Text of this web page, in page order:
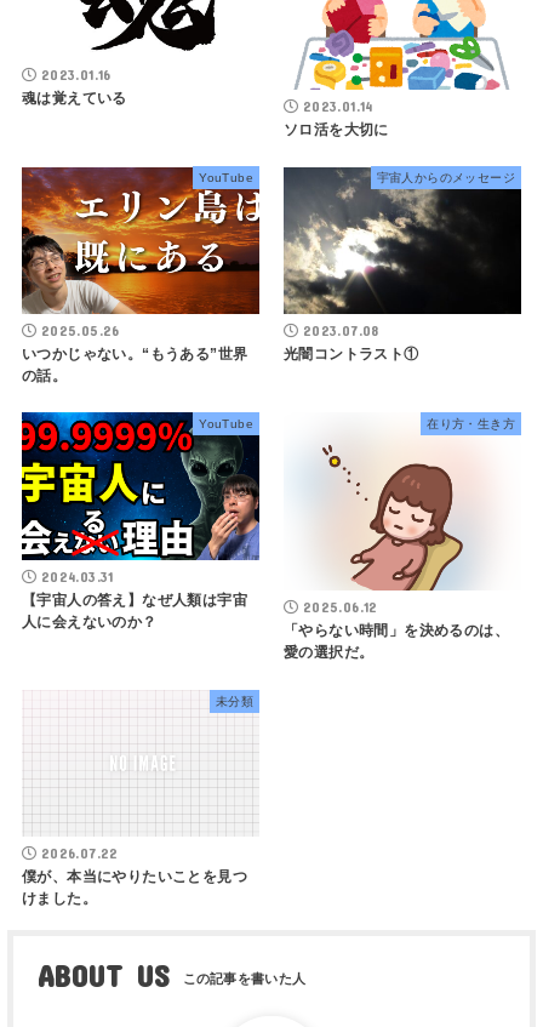
2023.01.16
魂は覚えている 2023.01.14
ソロ活を大切に
YouTube
2025.05.26
いつかじゃない。“もうある”世界
の話。
宇宙人からのメッセージ
2023.07.08
光闇コントラスト①
YouTube
2024.03.31
【宇宙人の答え】なぜ人類は宇宙
人に会えないのか？
在り方・生き方
2025.06.12
「やらない時間」を決めるのは、
愛の選択だ。
未分類
2026.07.22
僕が、本当にやりたいことを見つ
けました。
ABOUT US